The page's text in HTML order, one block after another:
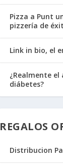
Pizza a Punt
pizzería de
Link in bio, el
¿Realmente el
diábetes?
REGALOS
Distribucion